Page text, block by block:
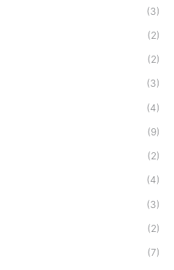
(3)
(2)
(2)
(3)
(4)
(9)
(2)
(4)
(3)
(2)
(7)